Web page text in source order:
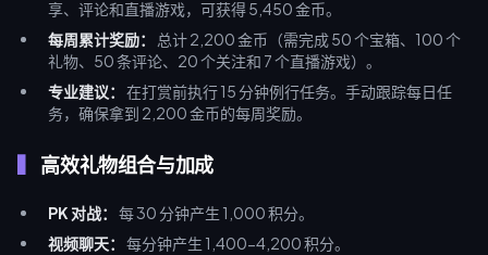
享、评论和直播游戏，可获得 5,450 金币。
每周累计奖励：
总计 2,200 金币（需完成 50 个宝箱、100 个
礼物、50 条评论、20 个关注和 7 个直播游戏）。
专业建议：
在打赏前执行 15 分钟例行任务。手动跟踪每日任
务，确保拿到 2,200 金币的每周奖励。
高效礼物组合与加成
PK 对战：
每 30 分钟产生 1,000 积分。
视频聊天：
每分钟产生 1,400-4,200 积分。